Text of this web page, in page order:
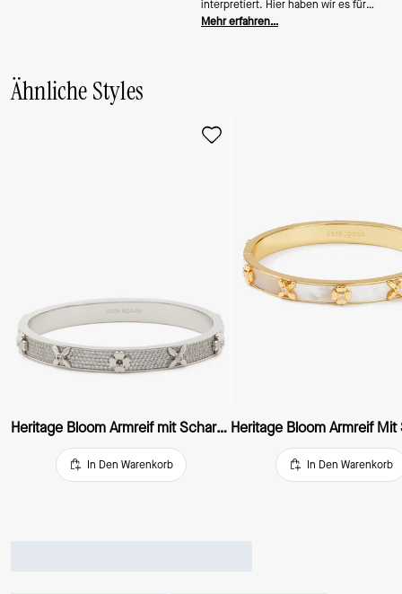
interpretiert. Hier haben wir es für
diesen Armreif mit
Mehr erfahren…
Ähnliche Styles
Heritage Bloom Armreif mit Scharnierverschluss
In Den Warenkorb In Den Warenkorb